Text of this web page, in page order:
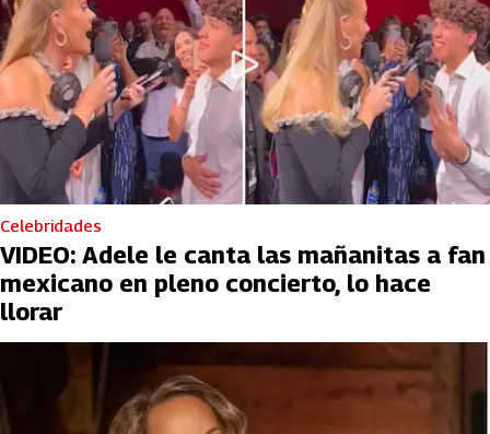
Celebridades
VIDEO: Adele le canta las mañanitas a fan
mexicano en pleno concierto, lo hace
llorar